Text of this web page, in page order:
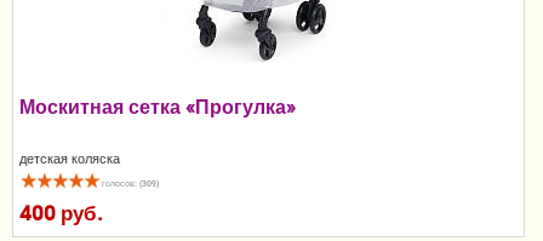
Манежи
Безопасность ребенка
Москитная сетка «Прогулка»
детская коляска
голосов: (309)
400 руб.